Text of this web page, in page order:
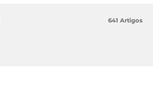
641 Artigos